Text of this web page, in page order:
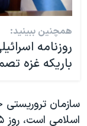
همچنین ببینید:
روزنامه
باریکه غزه
سازمان